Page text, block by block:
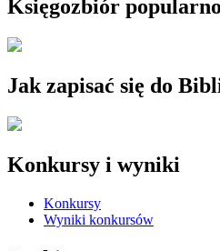
Księgozbiór
Jak zapisać się do
Konkursy i wyniki
Konkursy
Wyniki konkursów